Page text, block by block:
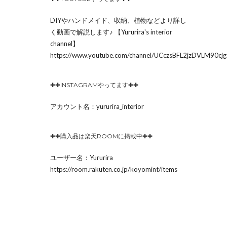
DIYやハンドメイド、収納、植物などより詳し
く動画で解説します♪ 【Yururira's interior
channel】
https://www.youtube.com/channel/
✚✚INSTAGRAMやってます✚✚
アカウント名：yururira_interior
✚✚購入品は楽天ROOMに掲載中✚✚
ユーザー名：Yururira
https://room.rakuten.co.jp/koyomint/items